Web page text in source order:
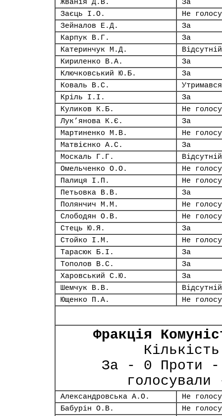
Жванія Д.В.
За
Заєць І.О.
Не
Зейналов Е.Д.
За
Карпук В.Г.
За
Катеринчук М.Д.
Відсутній
Кириленко В.А.
За
Ключковський Ю.Б.
За
Коваль В.С.
Утримався
Кріль І.І.
За
Куликов К.Б.
Не
Лук’янова К.Є.
За
Мартиненко М.В.
Не
Матвієнко А.С.
За
Москаль Г.Г.
Відсутній
Омельченко О.О.
Не
Палиця І.П.
Не
Петьовка В.В.
За
Полянчич М.М.
Не
Слободян О.В.
Не
Стець Ю.Я.
За
Стойко І.М.
Не
Тарасюк Б.І.
За
Тополов В.С.
За
Харовський С.Ю.
За
Шемчук В.В.
Відсутній
Ющенко П.А.
Не
Фракція
За - 0 Проти -
Александровська А.О.
Не
Бабурін О.В.
Не